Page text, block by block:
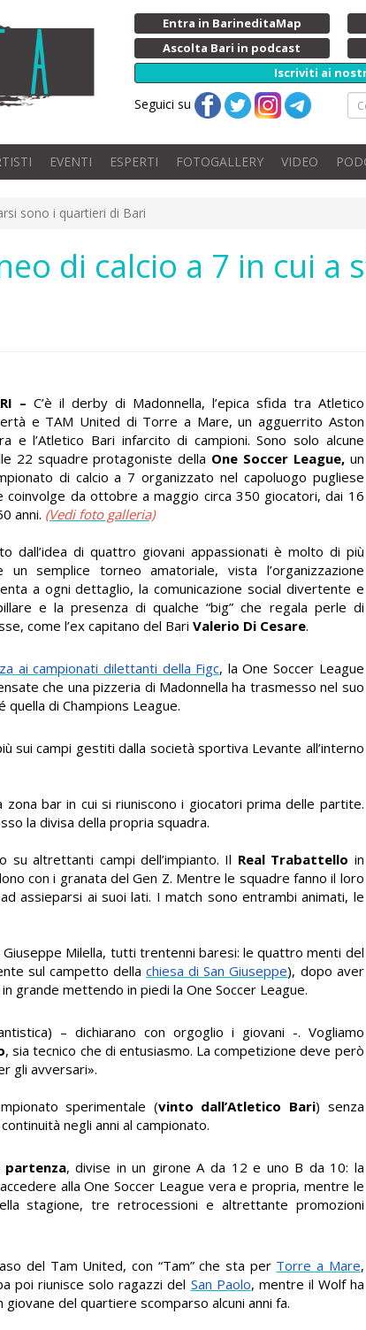
Entra in BarineditaMap
Ascolta Bari in podcast
Iscriviti ai
Seguici su
EVENTI ESPERTI FOTOGALLERY VIDEO
sono i quartieri di Bari
di calcio a 7 in cui a
– C’è il derby di Madonnella, l’epica sfida tra Atletico
e TAM United di Torre a Mare, un agguerrito Aston
e l’Atletico Bari infarcito di campioni. Sono solo alcune
22 squadre protagoniste della One Soccer League,un
di calcio a 7 organizzato nel capoluogo pugliese
coinvolge da ottobre a maggio circa 350 giocatori, dai 16
anni. (Vedi foto galleria)
dall’idea di quattro giovani appassionati è molto di più
un semplice torneo amatoriale, vista l’organizzazione
a ogni dettaglio, la comunicazione social divertente e
e la presenza di qualche “big” che regala perle di
come l’ex capitano del Bari Valerio Di Cesare.
ai campionati dilettanti della Figc, la One Soccer League
che una pizzeria di Madonnella ha trasmesso nel suo
di Champions League.
sui campi gestiti dalla società sportiva Levante all’interno
bar in cui si riuniscono i giocatori prima delle partite.
la divisa della propria squadra.
altrettanti campi dell’impianto. Il Real Trabattello in
con i granata del Gen Z. Mentre le squadre fanno il loro
assieparsi ai suoi lati. I match sono entrambi animati, le
Milella, tutti trentenni baresi: le quattro menti del
sul campetto dellachiesa di San Giuseppe), dopo aver
grande mettendo in piedi la One Soccer League.
– dichiarano con orgoglio i giovani -. Vogliamo
, sia tecnico che di entusiasmo. La competizione deve però
gli avversari».
sperimentale (vinto dall’Atletico Bari) senza
negli anni al campionato.
, divise in un girone A da 12 e uno B da 10: la
alla One Soccer League vera e propria, mentre le
stagione, tre retrocessioni e altrettante promozioni
del Tam United, con “Tam” che sta per Torre a Mare,
poi riunisce solo ragazzi del San Paolo, mentre il Wolf ha
giovane del quartiere scomparso alcuni anni fa.